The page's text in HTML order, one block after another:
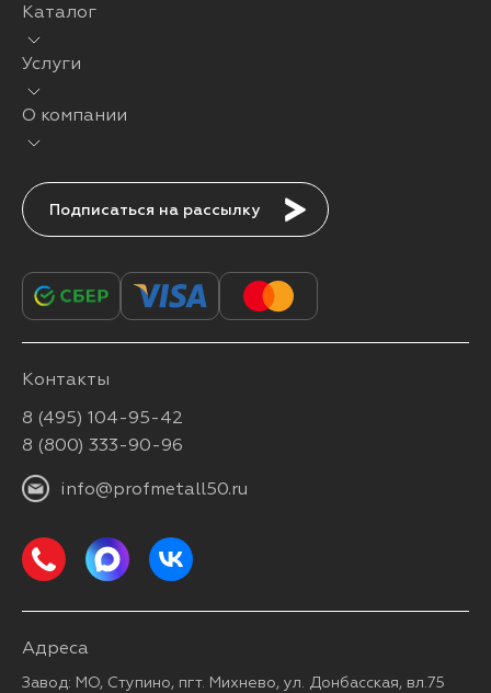
Каталог
Услуги
О компании
Подписаться
Контакты
8 (495) 104-95-42
8 (800) 333-90-96
info@profmetall50.ru
Адреса
Завод: МО, Ступино, пгт. Михнево, ул. Донбасская, вл.75